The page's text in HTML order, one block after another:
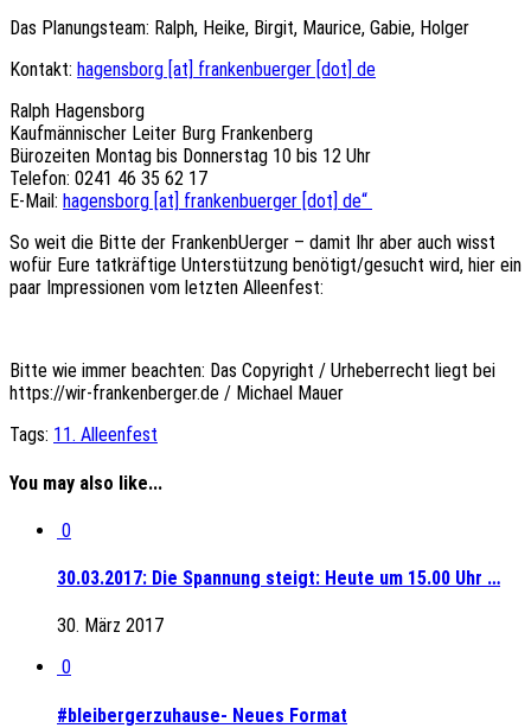
Das Planungsteam: Ralph, Heike, Birgit, Maurice, Gabie, Holger
Kontakt: hagensborg [at] frankenbuerger [dot] de
Ralph Hagensborg
Kaufmännischer Leiter Burg Frankenberg
Bürozeiten Montag bis Donnerstag 10 bis 12 Uhr
Telefon: 0241 46 35 62 17
E-Mail: hagensborg [at] frankenbuerger [dot] de“
So weit die Bitte der FrankenbUerger – damit Ihr aber auch wisst
wofür Eure tatkräftige Unterstützung benötigt/gesucht wird, hier ein
paar Impressionen vom letzten Alleenfest:
Bitte wie immer beachten: Das Copyright / Urheberrecht liegt bei
https://wir-frankenberger.de / Michael Mauer
Tags: 11. Alleenfest
You may also like...
0
30.03.2017: Die Spannung steigt: Heute um 15.00 Uhr …
30. März 2017
0
#bleibergerzuhause- Neues Format